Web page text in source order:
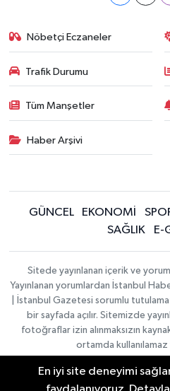
Nöbetçi Eczaneler
Trafik Durumu
Tüm Manşetler
Haber Arşivi
GÜNCEL EKONOMİ
SAĞLIK
E-
Sitede yayınlanan içerik ve
Yayınlanan yorumlardan İstanbul
| İstanbul Gazetesi sorumlu
bir sayfada açılır. Sitemizde
fotoğraflar izin alınmaksızın
ortamda kullanılamaz
İletişim Künye
En iyi site deneyimi